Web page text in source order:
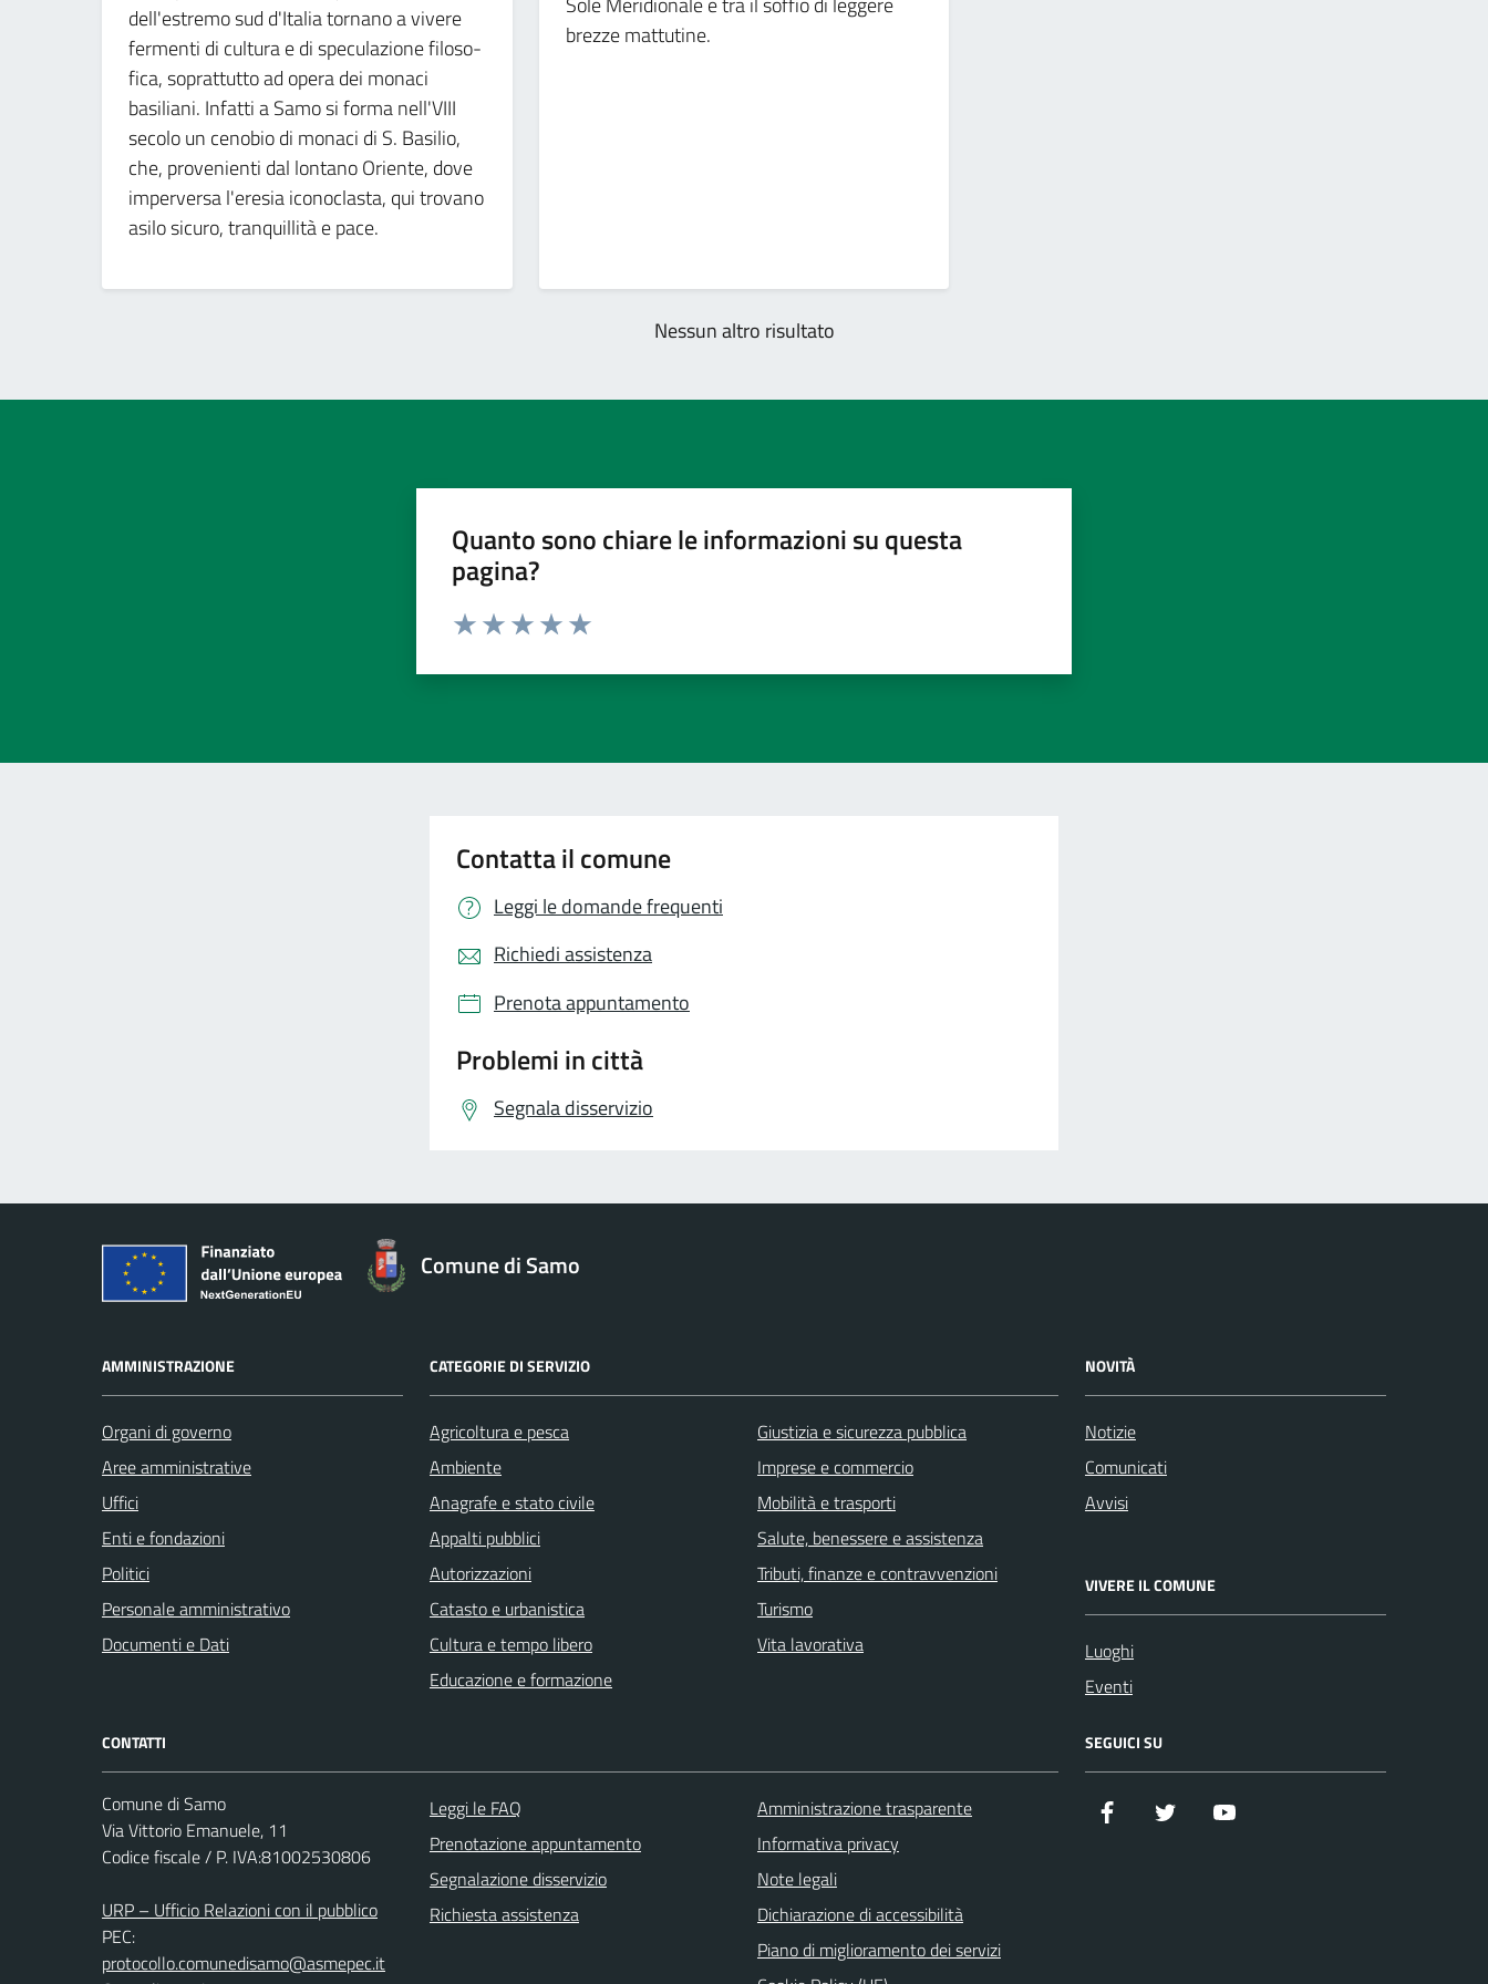
dell'estremo sud d'Italia tornano a vivere
fermenti di cultura e di speculazione filoso-
fica, soprattutto ad opera dei monaci
basiliani. Infatti a Samo si forma nell'VIII
se­colo un cenobio di monaci di S. Basilio,
che, provenienti dal lontano Oriente, dove
imperversa l'eresia iconoclasta, qui trovano
asilo sicuro, tranquillità e pace.
brezze mattutine.
Nessun altro risultato
Quanto sono chiare le informazioni su questa
pagina?
Contatta il comune
Leggi le domande frequenti
Richiedi assistenza
Prenota appuntamento
Problemi in città
Segnala disservizio
Comune di Samo
AMMINISTRAZIONE
Organi di governo
Aree amministrative
Uffici
Enti e fondazioni
Politici
Personale amministrativo
Documenti e Dati
CATEGORIE DI SERVIZIO
Agricoltura e pesca
Ambiente
Anagrafe e stato civile
Appalti pubblici
Autorizzazioni
Catasto e urbanistica
Cultura e tempo libero
Educazione e formazione
Giustizia e sicurezza pubblica
Imprese e commercio
Mobilità e trasporti
Salute, benessere e assistenza
Tributi, finanze e contravvenzioni
Turismo
Vita lavorativa
NOVITÀ
Notizie
Comunicati
Avvisi
VIVERE IL COMUNE
Luoghi
Eventi
CONTATTI
Comune di Samo
Via Vittorio Emanuele, 11
Codice fiscale / P. IVA:81002530806
URP – Ufficio Relazioni con il pubblico
PEC:
protocollo.comunedisamo@asmepec.it
Leggi le FAQ
Prenotazione appuntamento
Segnalazione disservizio
Richiesta assistenza
Amministrazione trasparente
Informativa privacy
Note legali
Dichiarazione di accessibilità
Piano di miglioramento dei servizi
SEGUICI SU
Facebook Twitter